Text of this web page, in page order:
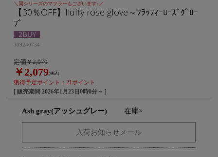
＼同シリーズのマフラーもございます♪／
【30％OFF】fluffy rose glove～ﾌﾗｯﾌｨｰﾛｰｽﾞｸﾞﾛｰ
ﾌﾞ
309240734
定価￥2,970
￥2,079(税込)
獲得予定ポイント：21ポイント
[ 販売期間2026年1月23日0時0分～ ]
Ash gray(アッシュグレー) 在庫×